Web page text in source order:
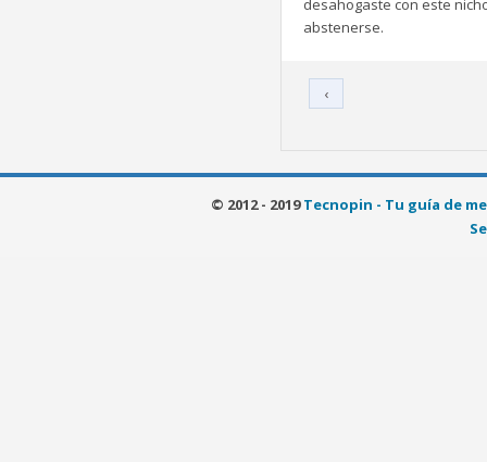
desahogaste con este
abstenerse.
‹
© 2012 - 2019Tecnopin - Tu guía de